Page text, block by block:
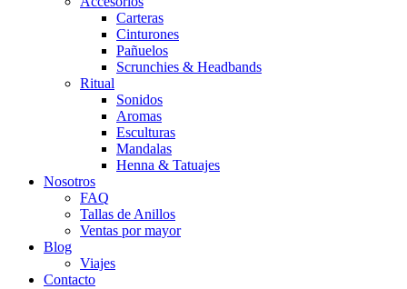
Carteras
Cinturones
Pañuelos
Scrunchies & Headbands
Ritual
Sonidos
Aromas
Esculturas
Mandalas
Henna & Tatuajes
Nosotros
FAQ
Tallas de Anillos
Ventas por mayor
Blog
Viajes
Contacto